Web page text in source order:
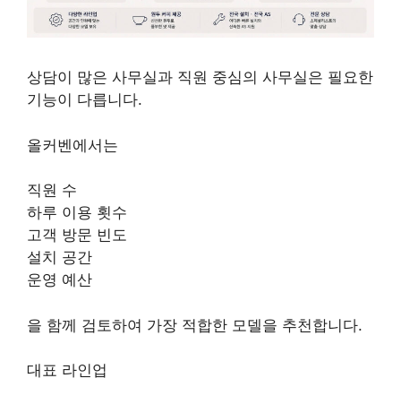
상담이 많은 사무실과 직원 중심의 사무실은 필요한
기능이 다릅니다.
올커벤에서는
직원 수
하루 이용 횟수
고객 방문 빈도
설치 공간
운영 예산
을 함께 검토하여 가장 적합한 모델을 추천합니다.
대표 라인업